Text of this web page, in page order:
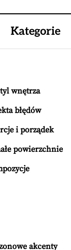
Kategorie
wnętrza
błędów
i porządek
powierzchnie
akcenty